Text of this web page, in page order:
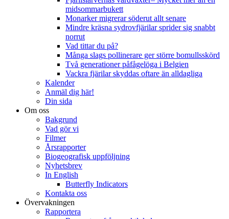
midsommarbukett
Monarker migrerar söderut allt senare
Mindre kräsna sydrovfjärilar sprider sig snabbt
norrut
Vad tittar du på?
Många slags pollinerare ger större bomullsskörd
Två generationer påfågelöga i Belgien
Vackra fjärilar skyddas oftare än alldagliga
Kalender
Anmäl dig här!
Din sida
Om oss
Bakgrund
Vad gör vi
Filmer
Årsrapporter
Biogeografisk uppföljning
Nyhetsbrev
In English
Butterfly Indicators
Kontakta oss
Övervakningen
Rapportera